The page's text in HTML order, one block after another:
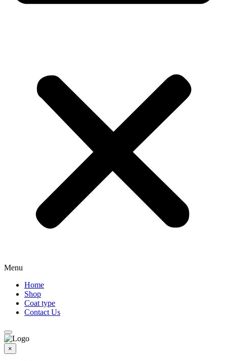
Menu
Home
Shop
Coat type
Contact Us
×